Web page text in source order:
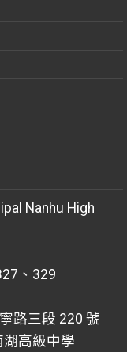
Nanhu High
、329
路三段 220 號
高級中學